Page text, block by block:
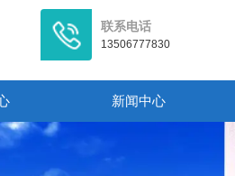
联系电话
13506777830
新闻中心